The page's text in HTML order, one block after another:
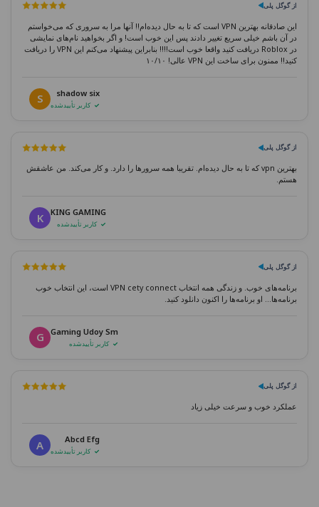
از گوگل پلی
این صادقانه بهترین VPN است که تا به حال دیده‌ام!! آنها مرا به سروری که می‌خواستم
در آن باشم خیلی سریع تغییر دادند پس این خوب است! و اگر بخواهید نام‌های نمایشی
در Roblox دریافت کنید واقعا خوب است!!!! بنابراین پیشنهاد می‌کنم این VPN را دریافت
کنید!! ممنون برای ساخت این VPN عالی! ۱۰/۱۰
S shadow six
کاربر تأییدشده
از گوگل پلی
بهترین vpn که تا به حال دیده‌ام. تقریبا همه سرورها را دارد. و کار می‌کند. من عاشقش
هستم.
K KING GAMING
کاربر تأییدشده
از گوگل پلی
برنامه‌های خوب. و زندگی همه انتخاب VPN cety connect است، این انتخاب خوب
برنامه‌ها... او برنامه‌ها را اکنون دانلود کنید.
G Gaming Udoy Sm
کاربر تأییدشده
از گوگل پلی
عملکرد خوب و سرعت خیلی زیاد
A Abcd Efg
کاربر تأییدشده